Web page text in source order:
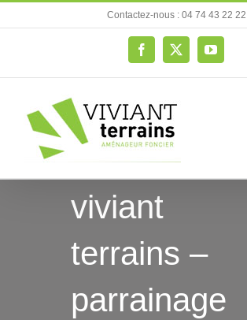
au
Contactez-nous : 04 74 43 22 22
Facebook
X
viviant
terrains –
parrainage